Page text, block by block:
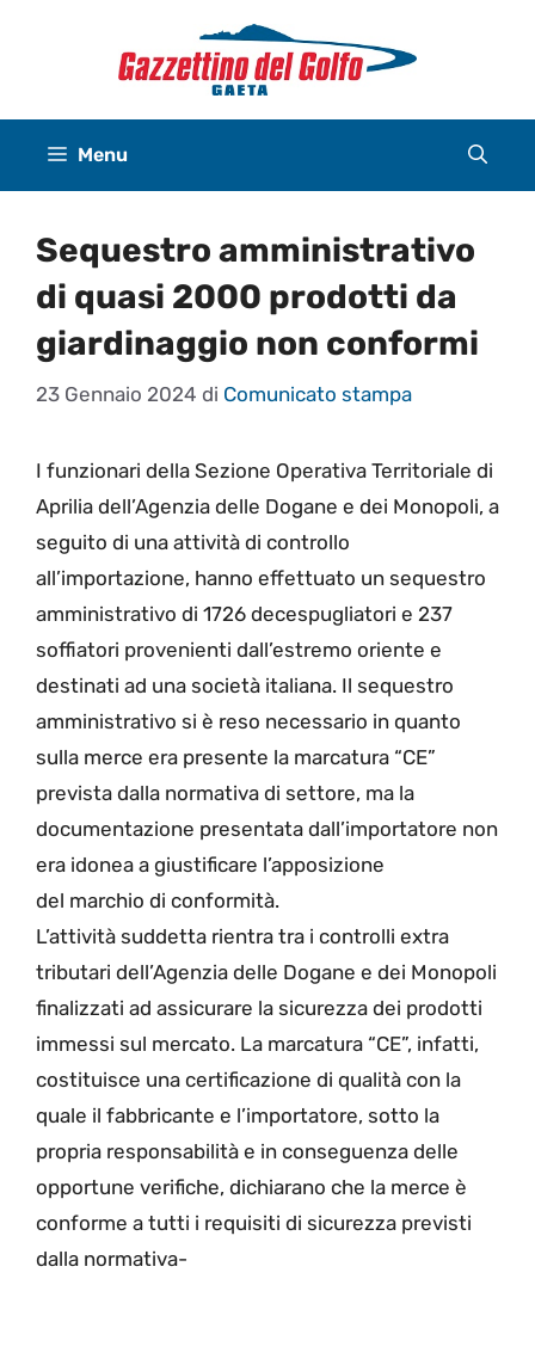
Menu
Sequestro amministrativo
di quasi 2000 prodotti da
giardinaggio non conformi
23 Gennaio 2024 di Comunicato stampa
I funzionari della Sezione Operativa Territoriale di
Aprilia dell’Agenzia delle Dogane e dei Monopoli, a
seguito di una attività di controllo
all’importazione, hanno effettuato un sequestro
amministrativo di 1726 decespugliatori e 237
soffiatori provenienti dall’estremo oriente e
destinati ad una società italiana. Il sequestro
amministrativo si è reso necessario in quanto
sulla merce era presente la marcatura “CE”
prevista dalla normativa di settore, ma la
documentazione presentata dall’importatore non
era idonea a giustificare l’apposizione
del marchio di conformità.
L’attività suddetta rientra tra i controlli extra
tributari dell’Agenzia delle Dogane e dei Monopoli
finalizzati ad assicurare la sicurezza dei prodotti
immessi sul mercato. La marcatura “CE”, infatti,
costituisce una certificazione di qualità con la
quale il fabbricante e l’importatore, sotto la
propria responsabilità e in conseguenza delle
opportune verifiche, dichiarano che la merce è
conforme a tutti i requisiti di sicurezza previsti
dalla normativa-